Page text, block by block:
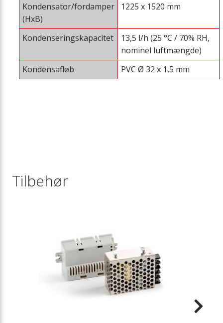
Kondensator/fordamper
(HxB)
1225 x 1520 mm
Kondenseringskapacitet
13,5 l/h (25 °C / 70% RH,
nominel luftmængde)
Kondensafløb
PVC Ø 32 x 1,5 mm
Tilbehør